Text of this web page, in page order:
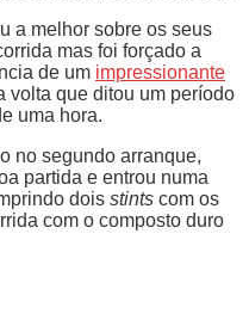
a melhor sobre os seus
mas foi forçado a
de um impressionante
volta que ditou um período
uma hora.
no segundo arranque,
partida e entrou numa
dois stints com os
com o composto duro